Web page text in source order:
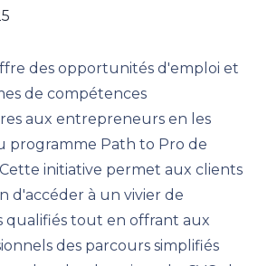
des opportunités d'emploi et
de compétences
aux entrepreneurs en les
programme Path to Pro de
initiative permet aux clients
d'accéder à un vivier de
qualifiés tout en offrant aux
des parcours simplifiés